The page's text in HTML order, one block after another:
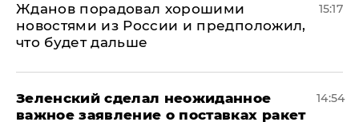
Жданов порадовал хорошими
новостями из России и предположил,
что будет дальше
15:17
Зеленский сделал неожиданное
важное заявление о поставках ракет
14:54